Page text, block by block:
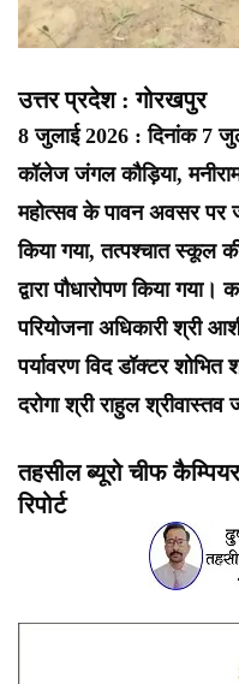
उत्तर प्रदेश : गोरखपुर
8 जुलाई 2026 : दिनांक 7
कॉलेज जंगल कौड़िया,
महोत्सव के पावन अवसर पर
किया गया, तत्पश्चात स्कूल
द्वारा पौधारोपण किया
परियोजना अधिकारी श्री
पर्यावरण विद डॉक्टर
दरोगा श्री राहुल
तहसील ब्यूरो चीफ
रिपोर्ट